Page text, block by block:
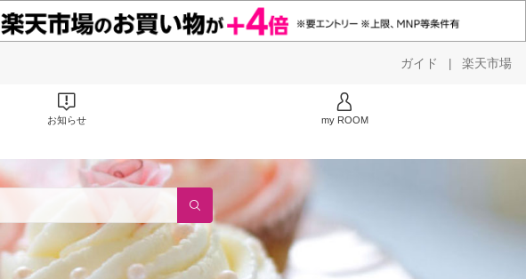
ガイド | 楽天市場
お知らせ my ROOM